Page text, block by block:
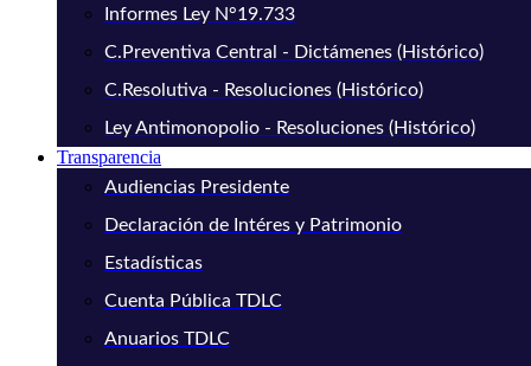
Informes Ley N°19.733
C.Preventiva Central - Dictámenes (Histórico)
C.Resolutiva - Resoluciones (Histórico)
Ley Antimonopolio - Resoluciones (Histórico)
Transparencia
Audiencias Presidente
Declaración de Intéres y Patrimonio
Estadísticas
Cuenta Pública TDLC
Anuarios TDLC